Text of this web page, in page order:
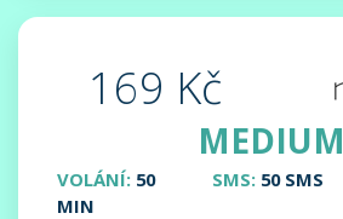
169 Kč
MEDIUM
VOLÁNÍ: 50
MIN
SMS: 50 SMS